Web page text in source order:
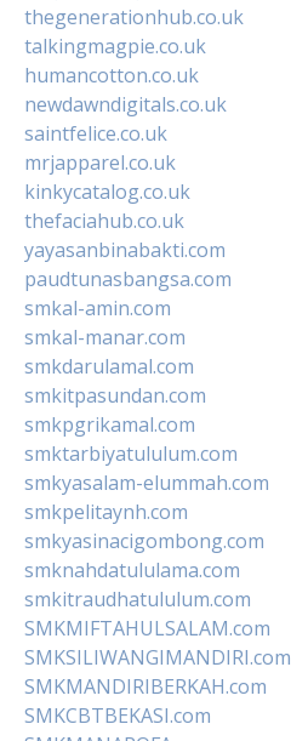
thegenerationhub.co.uk
talkingmagpie.co.uk
humancotton.co.uk
newdawndigitals.co.uk
saintfelice.co.uk
mrjapparel.co.uk
kinkycatalog.co.uk
thefaciahub.co.uk
yayasanbinabakti.com
paudtunasbangsa.com
smkal-amin.com
smkal-manar.com
smkdarulamal.com
smkitpasundan.com
smkpgrikamal.com
smktarbiyatululum.com
smkyasalam-elummah.com
smkpelitaynh.com
smkyasinacigombong.com
smknahdatululama.com
smkitraudhatululum.com
SMKMIFTAHULSALAM.com
SMKSILIWANGIMANDIRI.com
SMKMANDIRIBERKAH.com
SMKCBTBEKASI.com